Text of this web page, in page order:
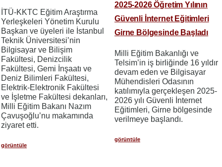
İTÜ-KKTC Eğitim Araştırma
Yerleşkeleri Yönetim Kurulu
Başkan ve üyeleri ile İstanbul
Teknik Üniversitesi’nin
Bilgisayar ve Bilişim
Fakültesi, Denizcilik
Fakültesi, Gemi İnşaatı ve
Deniz Bilimleri Fakültesi,
Elektrik-Elektronik Fakültesi
ve İşletme Fakültesi dekanları,
Milli Eğitim Bakanı Nazım
Çavuşoğlu’nu makamında
ziyaret etti.
görüntüle
2025-2026 Öğretim Yılının
Güvenli İnternet Eğitimleri
Girne Bölgesinde Başladı
Milli Eğitim Bakanlığı ve
Telsim’in iş birliğinde 16 yıldır
devam eden ve Bilgisayar
Mühendisleri Odasının
katılımıyla gerçekleşen 2025-
2026 yılı Güvenli İnternet
Eğitimleri, Girne bölgesinde
verilmeye başlandı.
görüntüle